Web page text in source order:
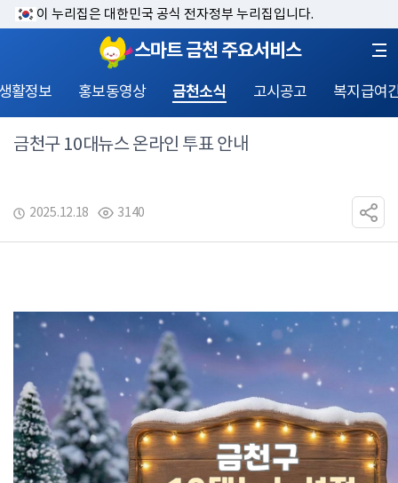
이 누리집은 대한민국 공식 전자정부 누리집입니다.
스마트 금천 주요서비스
활정보 홍보동영상 금천소식 고시공고 복지급여
금천구 10대뉴스 온라인 투표 안내
2025.12.18 3140